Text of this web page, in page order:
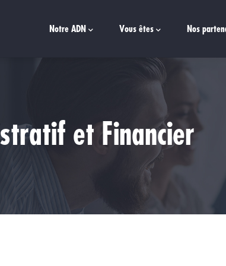
navigation
Notre ADN Vous êtes Nos
et Financier